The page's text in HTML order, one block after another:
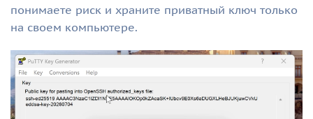
понимаете риск и храните приватный ключ только
на своем компьютере.